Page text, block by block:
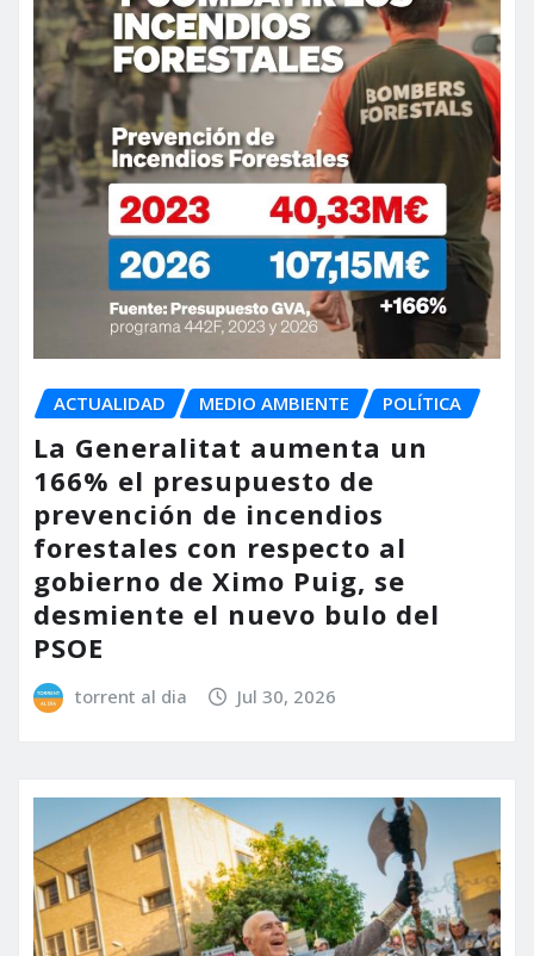
ACTUALIDAD MEDIO AMBIENTE POLÍTICA
La Generalitat aumenta un
166% el presupuesto de
prevención de incendios
forestales con respecto al
gobierno de Ximo Puig, se
desmiente el nuevo bulo del
PSOE
torrent al dia Jul 30, 2026